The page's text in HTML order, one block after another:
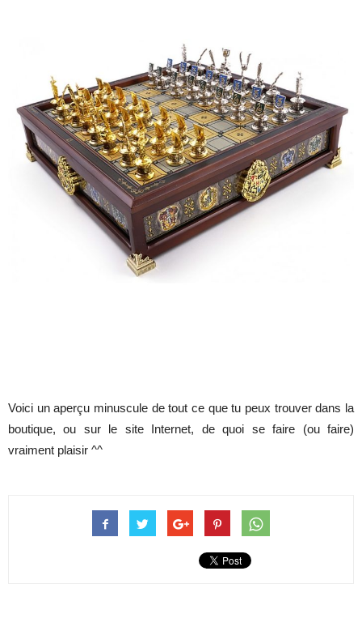
Voici un aperçu minuscule de tout ce que tu peux trouver dans la
boutique, ou sur le site Internet, de quoi se faire (ou faire)
vraiment plaisir ^^